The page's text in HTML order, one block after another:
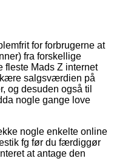
for forbrugerne at
fra forskellige
fleste Mads Z internet
salgsværdien på
og desuden også til
nogle gange love
nogle enkelte online
fg før du færdiggør
at antage den